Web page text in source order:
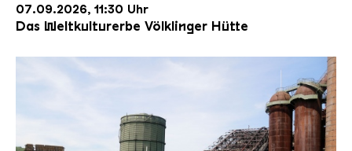
07.09.2026, 11:30 Uhr
Das Weltkulturerbe Völklinger Hütte